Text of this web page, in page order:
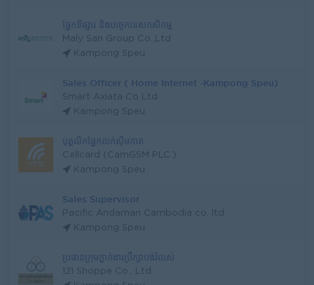
ផ្នែកទីផ្សារ និងបច្ចេកទេសកសិកម្ម
Maly San Group Co.,Ltd
Kampong Speu
Sales Officer ( Home Internet -Kampong Speu)
Smart Axiata Co Ltd
Kampong Speu
បុគ្គលិកផ្នែកលក់ស៊ីមកាត
Cellcard (CamGSM PLC.)
Kampong Speu
Sales Supervisor
Pacific Andaman Cambodia co. ltd
Kampong Speu
ប្រធានក្រុមភ្នាក់ងារប្រឹក្សាបង់រំលស់
121 Shoppe Co., Ltd